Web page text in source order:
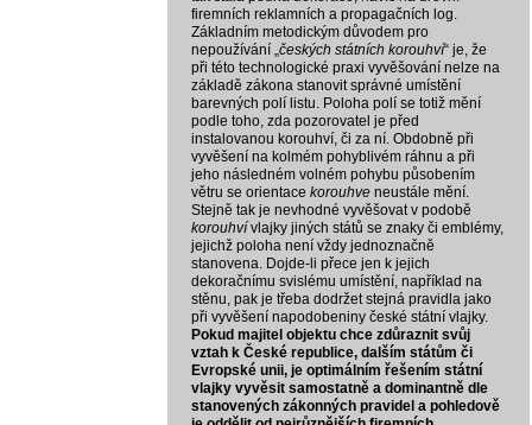
firemních reklamních a propagačních log.
Základním metodickým důvodem pro
nepoužívání „českých státních korouhví“ je, že
při této technologické praxi vyvěšování nelze na
základě zákona stanovit správné umístění
barevných polí listu. Poloha polí se totiž mění
podle toho, zda pozorovatel je před
instalovanou korouhví, či za ní. Obdobně při
vyvěšení na kolmém pohyblivém ráhnu a při
jeho následném volném pohybu působením
větru se orientacekorouhve neustále mění.
Stejně tak je nevhodné vyvěšovat v podobě
korouhvívlajky jiných států se znaky či emblémy,
jejichž poloha není vždy jednoznačně
stanovena. Dojde-li přece jen k jejich
dekoračnímu svislému umístění, například na
stěnu, pak je třeba dodržet stejná pravidla jako
při vyvěšení napodobeniny české státní vlajky.
Pokud majitel objektu chce zdůraznit svůj
vztah k České republice, dalším státům či
Evropské unii, je optimálním řešením státní
vlajky vyvěsit samostatně a dominantně dle
stanovených zákonných pravidel a pohledově